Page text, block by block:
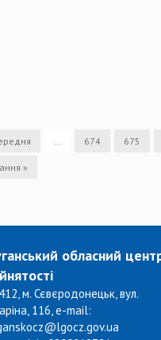
674 675
»
обласний
м. Сєвєродонецьк, вул.
116, e-mail: